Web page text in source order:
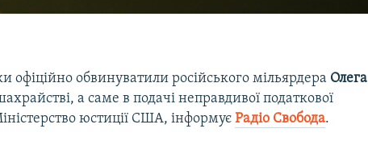
обвинуватили російського мільярдера Олега
а саме в подачі неправдивої податкової
юстиції США, інформуєРадіо Свобода.